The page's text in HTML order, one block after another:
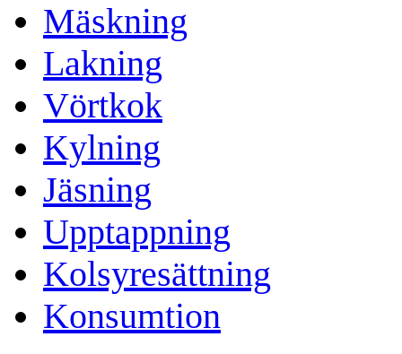
Mäskning
Lakning
Vörtkok
Kylning
Jäsning
Upptappning
Kolsyresättning
Konsumtion